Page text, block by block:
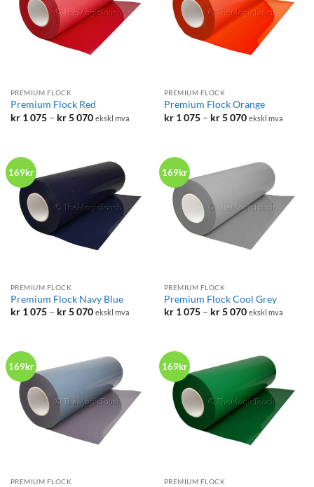
PREMIUM FLOCK
Premium Flock Red
kr1 075 – kr5 070Prisområde:
070
ekskl mva
PREMIUM FLOCK
Premium Flock Orange
kr1 075 – kr5 070Prisområde:
070
ekskl mva
169kr
PREMIUM FLOCK
Premium Flock Navy Blue
kr1 075 – kr5 070Prisområde:
070
ekskl mva
169kr
PREMIUM FLOCK
Premium Flock Cool Grey
kr1 075 – kr5 070Prisområde:
070
ekskl mva
169kr
PREMIUM FLOCK
169kr
PREMIUM FLOCK